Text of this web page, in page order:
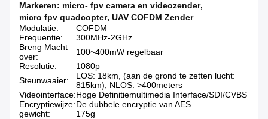
Markeren: micro- fpv camera en videozender,
micro fpv quadcopter, UAV COFDM Zender
Modulatie:
COFDM
Frequentie:
300MHz-2GHz
Breng Macht
over:
100~400mW regelbaar
Resolutie:
1080p
Steunwaaier:
LOS: 18km, (aan de grond te zetten lucht:
815km), NLOS: >400meters
Videointerface:Hoge Definitiemultimedia Interface/SDI/CVBS
Encryptiewijze:De dubbele encryptie van AES
gewicht:
175g